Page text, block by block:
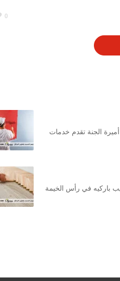
0
الجنة تقدم خدمات
باركيه في رأس الخيمة